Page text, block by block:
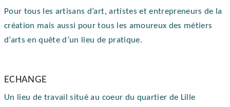
Pour tous les artisans d’art, artistes et entrepreneurs de la
création mais aussi pour tous les amoureux des métiers
d’arts en quête d’un lieu de pratique.
ECHANGE
Un lieu de travail situé au coeur du quartier de Lille